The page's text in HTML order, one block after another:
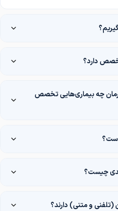
دارد؟
چه بیماری‌هایی تخصص
چیست؟
(تلفنی و متنی) دارند؟